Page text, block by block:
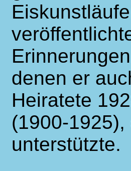
denen er
Heiratete
(1900-
unterstützte.